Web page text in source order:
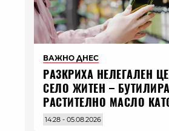
ВАЖНО ДНЕС
РАЗКРИХА НЕЛЕГАЛЕН
СЕЛО ЖИТЕН –
РАСТИТЕЛНО МАСЛО КАТО
VIRGIN ЗЕХТИН
14:28 - 05.08.2026